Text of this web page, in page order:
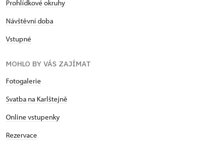
Prohlídkové okruhy
Návštěvní doba
Vstupné
MOHLO BY VÁS ZAJÍMAT
Fotogalerie
Svatba na Karlštejně
Online vstupenky
Rezervace